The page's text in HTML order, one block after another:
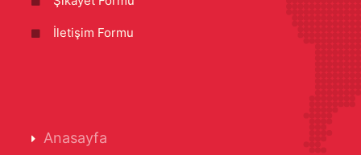
İletişim Formu
Anasayfa